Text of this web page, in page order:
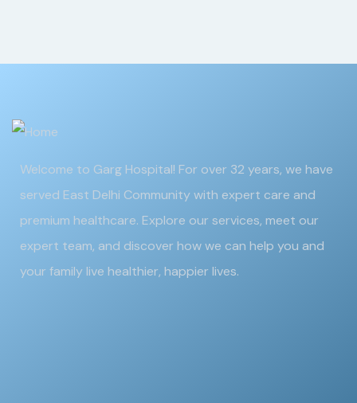
Welcome to Garg Hospital! For over 32 years, we have
served East Delhi Community with expert care and
premium healthcare. Explore our services, meet our
expert team, and discover how we can help you and
your family live healthier, happier lives.